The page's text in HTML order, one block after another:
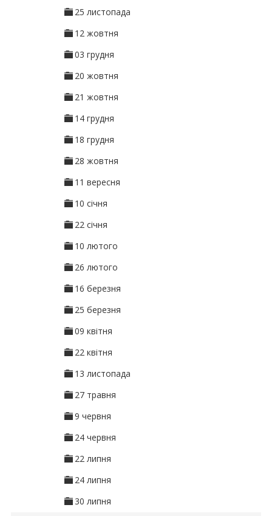
25 листопада
12 жовтня
03 грудня
20 жовтня
21 жовтня
14 грудня
18 грудня
28 жовтня
11 вересня
10 січня
22 січня
10 лютого
26 лютого
16 березня
25 березня
09 квітня
22 квітня
13 листопада
27 травня
9 червня
24 червня
22 липня
24 липня
30 липня